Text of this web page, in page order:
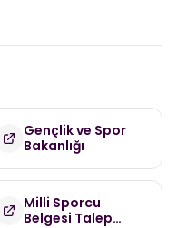
Gençlik ve Spor
Bakanlığı
Milli Sporcu
Belgesi Talep